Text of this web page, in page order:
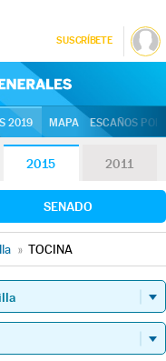
SUSCRÍBETE
2019 MAPA ESCAÑOS
2015 2011
SENADO
» TOCINA